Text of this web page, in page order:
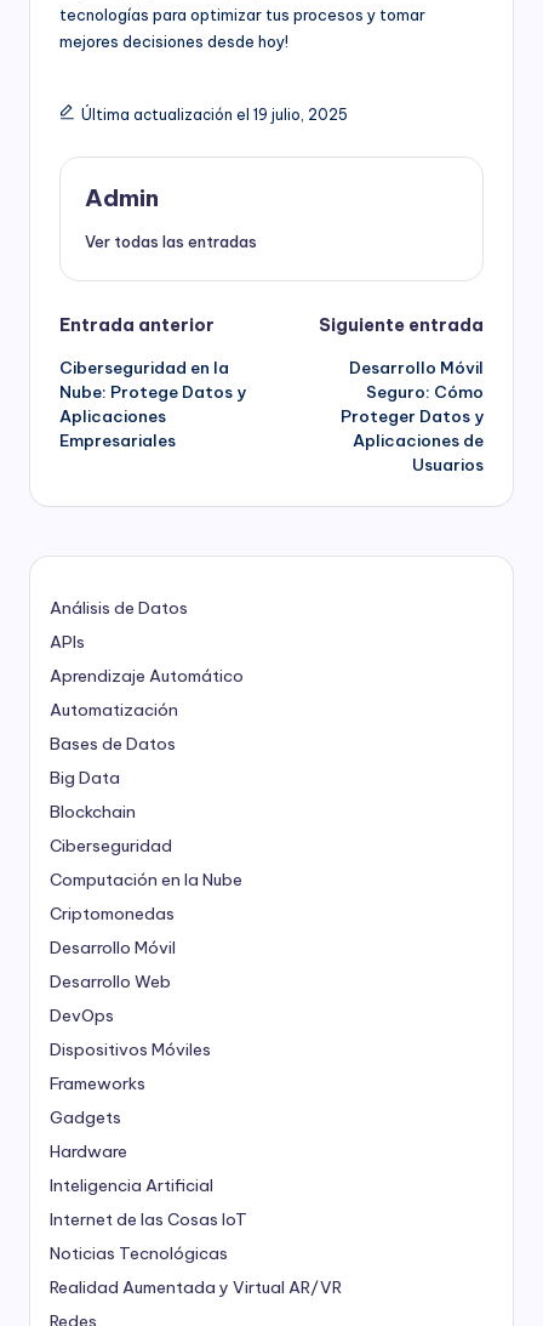
tecnologías para optimizar tus procesos y tomar
mejores decisiones desde hoy!
Última actualización el 19 julio, 2025
Admin
Ver todas las entradas
Navegación
de
entradas
Entrada anterior
Ciberseguridad en la
Nube: Protege Datos y
Aplicaciones
Empresariales
Siguiente entrada
Desarrollo Móvil
Seguro: Cómo
Proteger Datos y
Aplicaciones de
Usuarios
Análisis de Datos
APIs
Aprendizaje Automático
Automatización
Bases de Datos
Big Data
Blockchain
Ciberseguridad
Computación en la Nube
Criptomonedas
Desarrollo Móvil
Desarrollo Web
DevOps
Dispositivos Móviles
Frameworks
Gadgets
Hardware
Inteligencia Artificial
Internet de las Cosas IoT
Noticias Tecnológicas
Realidad Aumentada y Virtual AR/VR
Redes